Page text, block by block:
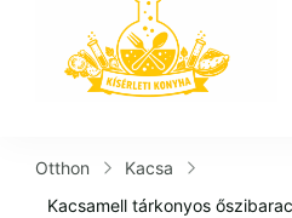
Otthon
Kacsa
Kacsamell tárkonyos